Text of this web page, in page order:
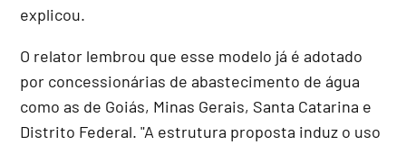
explicou.
O relator lembrou que esse modelo já é adotado
por concessionárias de abastecimento de água
como as de Goiás, Minas Gerais, Santa Catarina e
Distrito Federal. "A estrutura proposta induz o uso